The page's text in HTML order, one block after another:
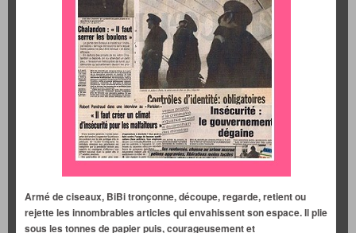
Armé de ciseaux, BiBi tronçonne, découpe, regarde, retient ou
rejette les innombrables articles qui envahissent son espace. Il plie
sous les tonnes de papier puis, courageusement et